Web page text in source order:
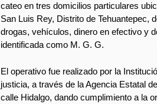
cateo en tres domicilios particulares
San Luis Rey, Distrito de Tehuantepec,
drogas, vehículos, dinero en efectivo y
identificada como M. G. G.
El operativo fue realizado por la
justicia, a través de la Agencia Estatal
calle Hidalgo, dando cumplimiento a la